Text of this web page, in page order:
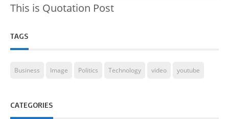
This is Quotation Post
TAGS
Business Image Politics Technology video youtube
CATEGORIES